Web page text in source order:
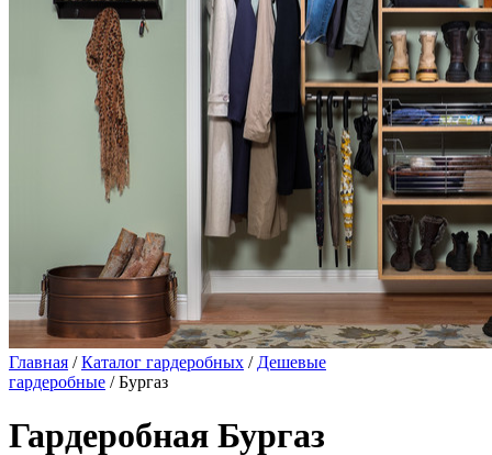
Главная /Каталог гардеробных / Дешевые
гардеробные / Бургаз
Гардеробная Бургаз